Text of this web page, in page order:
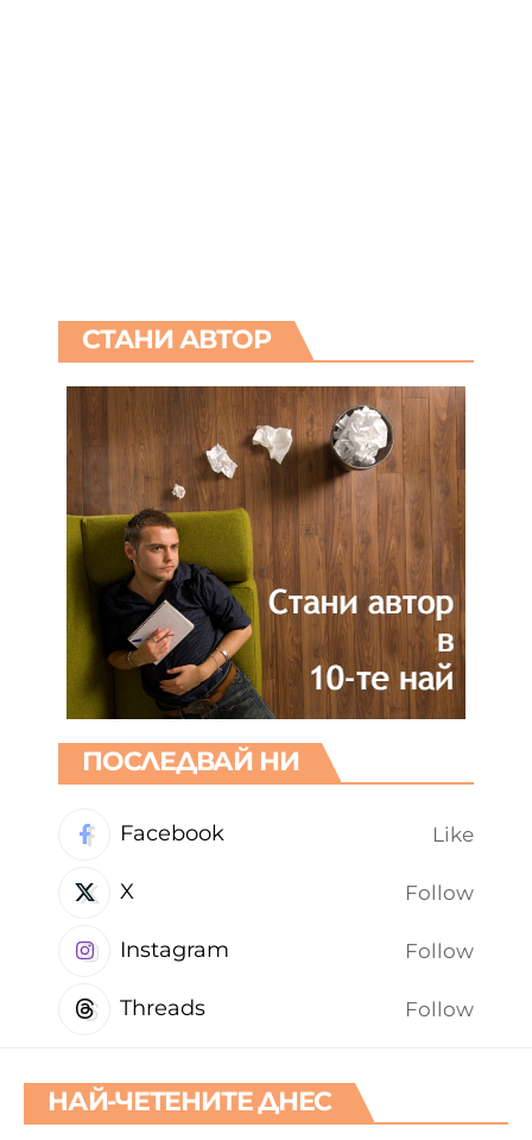
СТАНИ АВТОР
ПОСЛЕДВАЙ НИ
Facebook Like
X Follow
Instagram Follow
Threads Follow
НАЙ-ЧЕТЕНИТЕ ДНЕС